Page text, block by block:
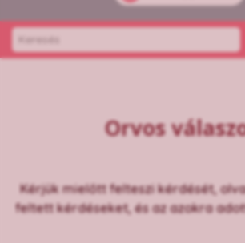
Orvos
Kérjük mielőtt felteszi kérdését,
feltett kérdéseket, és az azokra